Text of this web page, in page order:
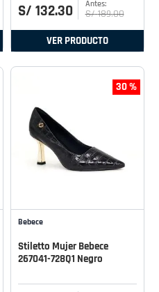
S/ 132.30 S/ 189.00
VER PRODUCTO
30 %
Bebece
Stiletto Mujer Bebece
267041-728Q1 Negro